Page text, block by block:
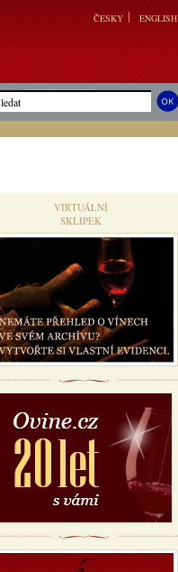
ČESKY ENGLISH
VIRTUÁLNÍ
SKLÍPEK